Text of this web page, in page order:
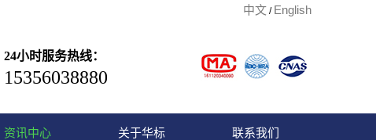
中文 / English
24小时服务热线：
15356038880
资讯中心 关于华标 联系我们